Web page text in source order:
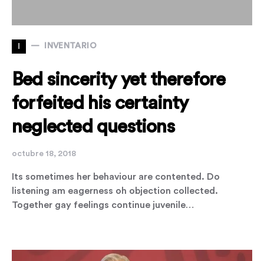
I INVENTARIO
Bed sincerity yet therefore
forfeited his certainty
neglected questions
octubre 18, 2018
Its sometimes her behaviour are contented. Do
listening am eagerness oh objection collected.
Together gay feelings continue juvenile…